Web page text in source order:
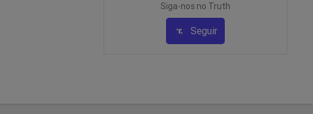
Siga-nos no Truth
Seguir